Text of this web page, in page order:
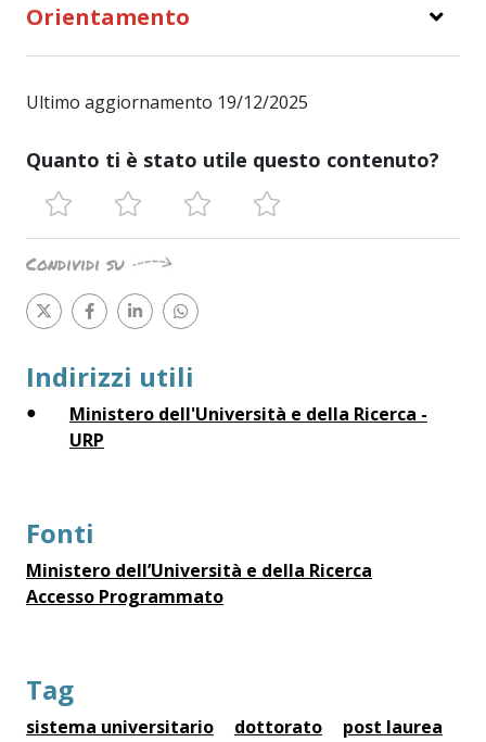
Orientamento
Ultimo aggiornamento 19/12/2025
Quanto ti è stato utile questo contenuto?
Condividi su
Indirizzi utili
Ministero dell'Università e della Ricerca -
URP
Fonti
Ministero dell’Università e della Ricerca
Accesso Programmato
Tag
sistema universitario dottorato
post laurea